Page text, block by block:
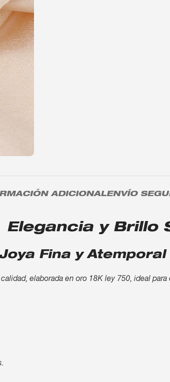
ADICIONALENVÍO
Elegancia y Brillo
Fina y Atemporal
elaborada en oro 18K ley 750, ideal